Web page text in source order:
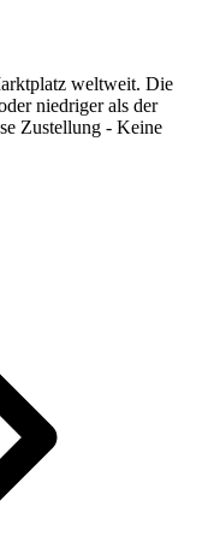
weltweit. Die
niedriger als der
Zustellung - Keine